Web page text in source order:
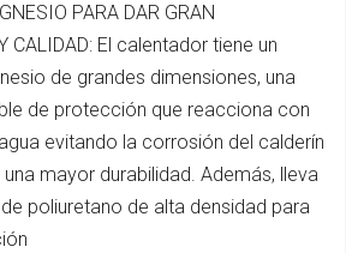
PARA DAR GRAN
CALIDAD: El calentador tiene un
de grandes dimensiones, una
de protección que reacciona con
evitando la corrosión del calderín
mayor durabilidad. Además, lleva
poliuretano de alta densidad para